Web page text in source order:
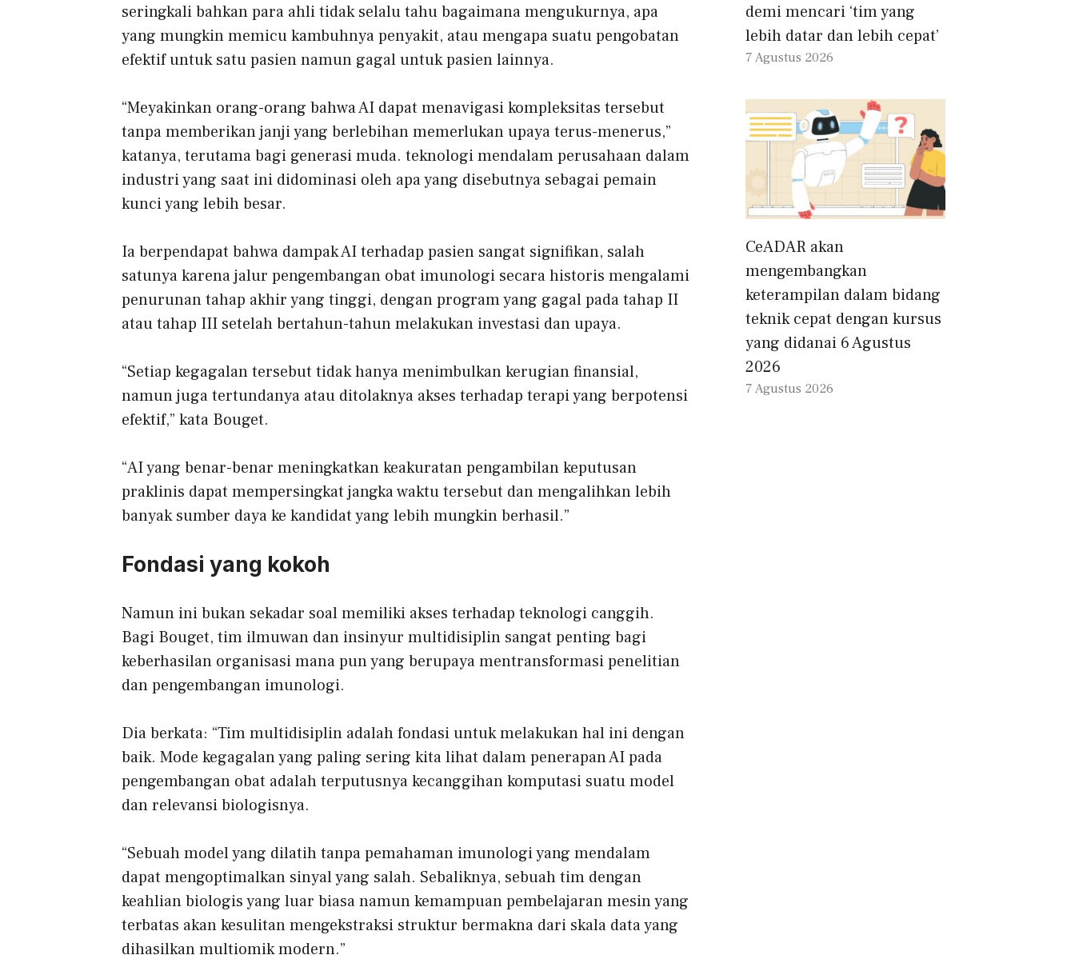
seringkali bahkan para ahli tidak selalu tahu bagaimana mengukurnya, apa
yang mungkin memicu kambuhnya penyakit, atau mengapa suatu pengobatan
efektif untuk satu pasien namun gagal untuk pasien lainnya.
“Meyakinkan orang-orang bahwa AI dapat menavigasi kompleksitas tersebut
tanpa memberikan janji yang berlebihan memerlukan upaya terus-menerus,”
katanya, terutama bagi generasi muda. teknologi mendalamperusahaan dalam
industri yang saat ini didominasi oleh apa yang disebutnya sebagai pemain
kunci yang lebih besar.
Ia berpendapat bahwa dampak AI terhadap pasien sangat signifikan, salah
satunya karena jalur pengembangan obat imunologi secara historis mengalami
penurunan tahap akhir yang tinggi, dengan program yang gagal pada tahap II
atau tahap III setelah bertahun-tahun melakukan investasi dan upaya.
“Setiap kegagalan tersebut tidak hanya menimbulkan kerugian finansial,
namun juga tertundanya atau ditolaknya akses terhadap terapi yang berpotensi
efektif,” kata Bouget.
“AI yang benar-benar meningkatkan keakuratan pengambilan keputusan
praklinis dapat mempersingkat jangka waktu tersebut dan mengalihkan lebih
banyak sumber daya ke kandidat yang lebih mungkin berhasil.”
Fondasi yang kokoh
Namun ini bukan sekadar soal memiliki akses terhadap teknologi canggih.
Bagi Bouget, tim ilmuwan dan insinyur multidisiplin sangat penting bagi
keberhasilan organisasi mana pun yang berupaya mentransformasi penelitian
dan pengembangan imunologi.
Dia berkata: “Tim multidisiplin adalah fondasi untuk melakukan hal ini dengan
baik. Mode kegagalan yang paling sering kita lihat dalam penerapan AI pada
pengembangan obat adalah terputusnya kecanggihan komputasi suatu model
dan relevansi biologisnya.
“Sebuah model yang dilatih tanpa pemahaman imunologi yang mendalam
dapat mengoptimalkan sinyal yang salah. Sebaliknya, sebuah tim dengan
keahlian biologis yang luar biasa namun kemampuan pembelajaran mesin yang
terbatas akan kesulitan mengekstraksi struktur bermakna dari skala data yang
dihasilkan multiomik modern.”
demi mencari ‘tim yang
lebih datar dan lebih cepat’
7 Agustus 2026
CeADAR akan
mengembangkan
keterampilan dalam bidang
teknik cepat dengan kursus
yang didanai 6 Agustus
2026
7 Agustus 2026